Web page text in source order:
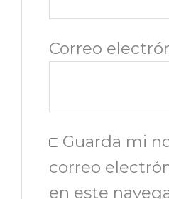
Correo
Guarda mi
correo
en este